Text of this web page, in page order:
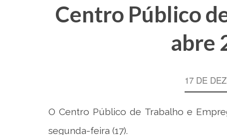
Centro Público
abre
17 DE
O Centro Público de Trabalho e
segunda-feira (17).